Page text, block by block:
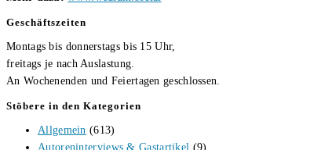
Geschäftszeiten
Montags bis donnerstags bis 15 Uhr,
freitags je nach Auslastung.
An Wochenenden und Feiertagen geschlossen.
Stöbere in den Kategorien
Allgemein (613)
Autoreninterviews & Gastartikel (9)